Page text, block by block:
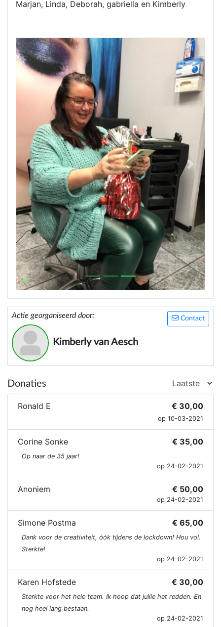
Previous Next
Marjan, Linda, Deborah, gabriella en Kimberly
Contact
Actie georganiseerd door:
Kimberly van Aesch
Donaties
Ronald E € 30,00
op 10-03-2021
Corine Sonke € 35,00
Op naar de 35 jaar!
op 24-02-2021
Anoniem € 50,00
op 24-02-2021
Simone Postma € 65,00
Dank voor de creativiteit, óók tijdens de lockdown! Hou vol.
Sterkte!
op 24-02-2021
Karen Hofstede € 30,00
Sterkte voor het hele team. Ik hoop dat jullie het redden. En
nog heel lang bestaan.
op 24-02-2021